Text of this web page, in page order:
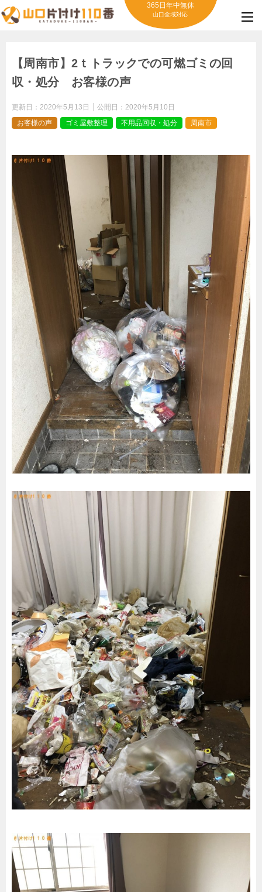
365日年中無休
山口全域対応
【周南市】2ｔトラックでの可燃ゴミの回
収・処分 お客様の声
更新日： 2020年5月13日 公開日： 2020年5月10日
お客様の声
ゴミ屋敷整理 不用品回収・処分 周南市